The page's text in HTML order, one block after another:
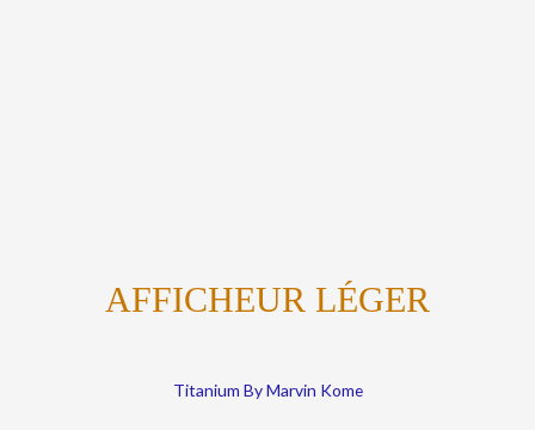
AFFICHEUR LÉGER
Titanium By Marvin Kome